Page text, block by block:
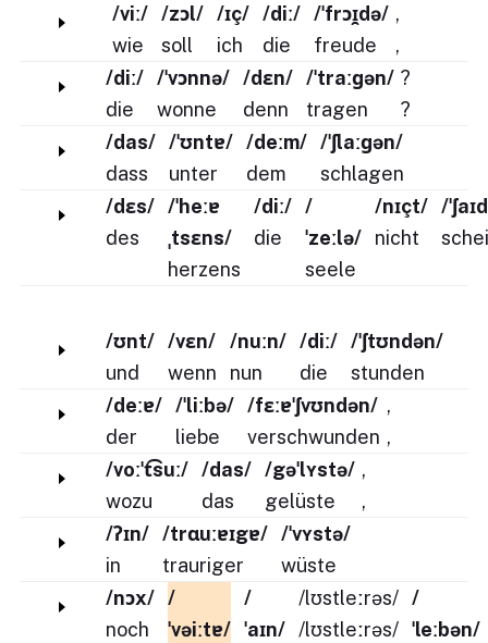
/viː/
wie
/zɔl/
soll
/ɪç/
ich
/diː/
die
/ˈfrɔɪ̯də/
freude
,
,
/diː/
die
/ˈvɔnnə/
wonne
/dɛn/
denn
/ˈtraːɡən/
tragen
?
?
/das/
dass
/ˈʊntɐ/
unter
/deːm/
dem
/ˈʃlaːɡən/
schlagen
/dɛs/
des
/ˈheːɐ
ˌtsɛns/
herzens
/diː/
die
/
ˈzeːlə/
seele
/nɪçt/
nicht
/
/ʊnt/
und
/vɛn/
wenn
/nuːn/
nun
/diː/
die
/ˈʃtʊndən/
stunden
/deːɐ/
der
/ˈliːbə/
liebe
/fɛːɐˈʃvʊndən/
verschwunden
,
,
/voːˈt͡suː/
wozu
/das/
das
/gəˈlʏstə/
gelüste
,
,
/ʔɪn/
in
/trɑuːɐɪgɐ/
trauriger
/ˈvʏstə/
wüste
/nɔx/
noch
/
ˈvəiːtɐ/
/
ˈaɪn/
/lʊstleːrəs/
/lʊstleːrəs/
/
ˈleːbən/